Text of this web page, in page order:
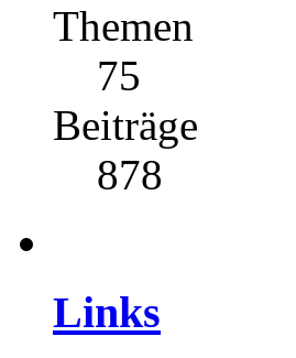
Themen
75
Beiträge
878
Links